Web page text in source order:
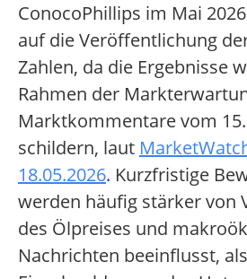
ConocoPhillips im Mai
auf die Veröffentlichung
Zahlen, da die Ergebnisse
Rahmen der
Marktkommentare vom
schildern, laut
18.05.2026. Kurzfristige
werden häufig stärker von
des Ölpreises und
Nachrichten beeinflusst,